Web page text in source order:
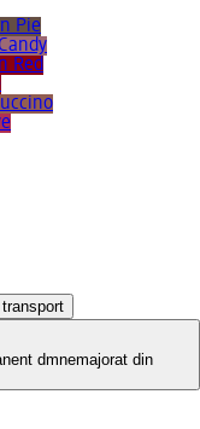
Pie
Red
transport
dmnemajorat din